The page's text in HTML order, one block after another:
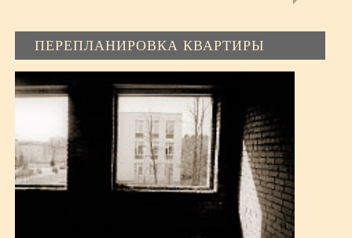
ПЕРЕПЛАНИРОВКА КВАРТИРЫ